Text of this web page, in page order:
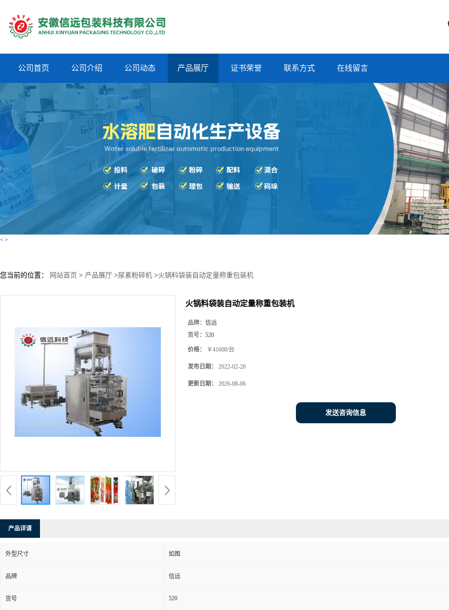
公司首页 公司介绍 公司动态 产品展厅 证书荣誉 联系方式 在线留言
< >
您当前的位置： 网站首页 > 产品展厅 >尿素粉碎机 >火锅料袋装自动定量称重包装机
火锅料袋装自动定量称重包装机
品牌： 信远
货号： 520
价格： ￥41600/台
发布日期： 2022-02-28
更新日期： 2026-08-06
发送咨询信息
产品详请
外型尺寸 如图
品牌 信远
货号 520